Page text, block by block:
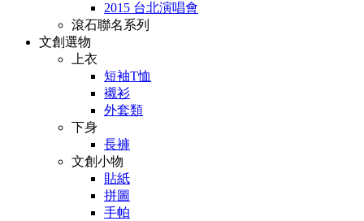
2015 台北演唱會
滾石聯名系列
文創選物
上衣
短袖T恤
襯衫
外套類
下身
長褲
文創小物
貼紙
拼圖
手帕